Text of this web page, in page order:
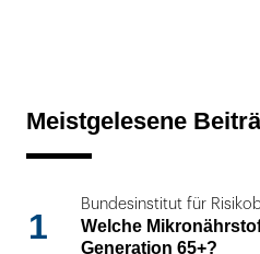
Meistgelesene
1
Bundesinstitut für
Welche
Generation 65+?